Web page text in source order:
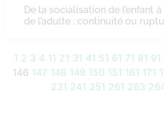
De la socialisation de l’enfant
de l’adulte : continuité ou
1 2 3 4 11 21 31 41 51 61 71 81 91
146 147 148 149 150 151 161 171
231 241 251 261 263